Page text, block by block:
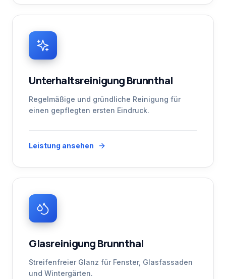
Unterhaltsreinigung Brunnthal
Regelmäßige und gründliche Reinigung für
einen gepflegten ersten Eindruck.
Leistung ansehen
Glasreinigung Brunnthal
Streifenfreier Glanz für Fenster, Glasfassaden
und Wintergärten.